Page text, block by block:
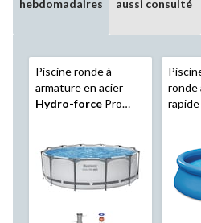
hebdomadaires aussi consulté
Piscine ronde à
armature en acier
Hydro-force Pro
ronde
rapide